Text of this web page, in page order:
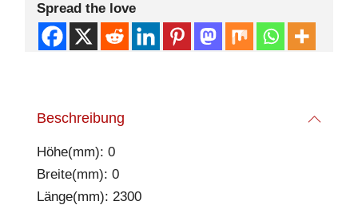
Spread the love
Beschreibung
Höhe(mm): 0
Breite(mm): 0
Länge(mm): 2300